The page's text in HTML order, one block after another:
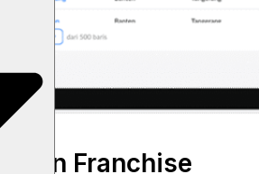
dan Franchise